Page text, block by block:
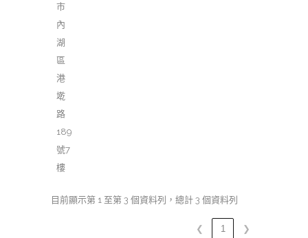
市
內
湖
區
港
墘
路
189
號7
樓
目前顯示第 1 至第 3 個資料列，總計 3 個資料列
❮ 1 ❯